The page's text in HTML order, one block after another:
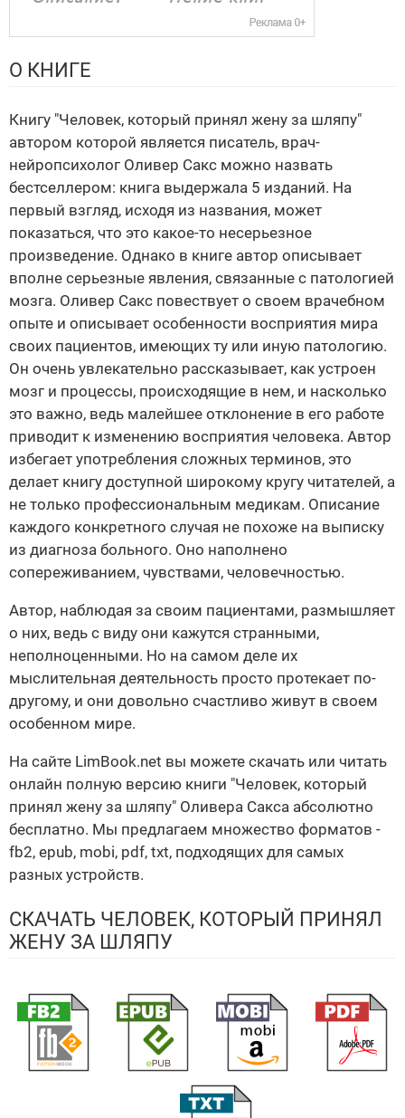
О КНИГЕ
Книгу "Человек, который принял жену за шляпу"
автором которой является писатель, врач-
нейропсихолог Оливер Сакс можно назвать
бестселлером: книга выдержала 5 изданий. На
первый взгляд, исходя из названия, может
показаться, что это какое-то несерьезное
произведение. Однако в книге автор описывает
вполне серьезные явления, связанные с патологией
мозга. Оливер Сакс повествует о своем врачебном
опыте и описывает особенности восприятия мира
своих пациентов, имеющих ту или иную патологию.
Он очень увлекательно рассказывает, как устроен
мозг и процессы, происходящие в нем, и насколько
это важно, ведь малейшее отклонение в его работе
приводит к изменению восприятия человека. Автор
избегает употребления сложных терминов, это
делает книгу доступной широкому кругу читателей, а
не только профессиональным медикам. Описание
каждого конкретного случая не похоже на выписку
из диагноза больного. Оно наполнено
сопереживанием, чувствами, человечностью.
Автор, наблюдая за своим пациентами, размышляет
о них, ведь с виду они кажутся странными,
неполноценными. Но на самом деле их
мыслительная деятельность просто протекает по-
другому, и они довольно счастливо живут в своем
особенном мире.
На сайте LimBook.net вы можете скачать или читать
онлайн полную версию книги "Человек, который
принял жену за шляпу" Оливера Сакса абсолютно
бесплатно. Мы предлагаем множество форматов -
fb2, epub, mobi, pdf, txt, подходящих для самых
разных устройств.
СКАЧАТЬ ЧЕЛОВЕК, КОТОРЫЙ ПРИНЯЛ
ЖЕНУ ЗА ШЛЯПУ